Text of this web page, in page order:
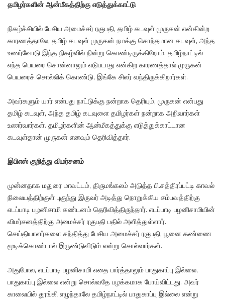
தமிழர்களின் ஆன்மீகத்திற்கு எடுத்துக்காட்டு
நிகழ்ச்சியில் பேசிய அமைச்சர் ரகுபதி, தமிழ் கடவுள் முருகன் என்கின்ற
காரணத்தாலே, தமிழ் கடவுள் முருகன் நமக்கு சொந்தமான கடவுள், அந்த
உணர்வோடு இந்த நிகழ்வில் நின்று கொண்டிருக்கிறோம். தமிழ்நாட்டில்
எந்த பெயரை சொன்னாலும் எடுபடாது என்கிற காரணத்தால் முருகன்
பெயரைச் சொல்லிக் கொண்டு, இங்கே சிலர் வந்திருக்கிறார்கள்.
அவர்களும் யார் என்பது நாட்டுக்கு நன்றாக தெரியும், முருகன் என்பது
தமிழ் கடவுள், அந்த தமிழ் கடவுளை தமிழர்கள் நன்றாக அறிவார்கள்
உணர்வார்கள். தமிழர்களின் ஆன்மீகத்துக்கு எடுத்துக்காட்டான
கடவுள்தான் முருகன் எனவும் தெரிவித்தார்.
இபிஎஸ் குறித்து விமர்சனம்
முன்னதாக மதுரை மாவட்டம், திருமங்கலம் அடுத்த பி.சத்திரப்பட்டி காவல்
நிலையத்திற்குள் புகுந்து இருவர் அடித்து நொறுக்கிய சம்பவத்திற்கு
எடப்பாடி பழனிசாமி கண்டனம் தெரிவித்திருந்தார். எடப்பாடி பழனிசாமியின்
விமர்சனத்திற்கு அமைச்சர் ரகுபதி பதில் அளித்துள்ளார்.
செய்தியாளர்களை சந்தித்து பேசிய அமைச்சர் ரகுபதி, பூனை கண்ணை
மூடிக்கொண்டால் இருண்டுவிடும் என்று சொல்வார்கள்.
அதுபோல, எடப்பாடி பழனிசாமி எதை பார்த்தாலும் பாதுகாப்பு இல்லை,
பாதுகாப்பு இல்லை என்று சொல்வதே பழக்கமாக போய்விட்டது. அவர்
காலையில் தூங்கி எழுந்தாலே தமிழ்நாட்டில் பாதுகாப்பு இல்லை என்று